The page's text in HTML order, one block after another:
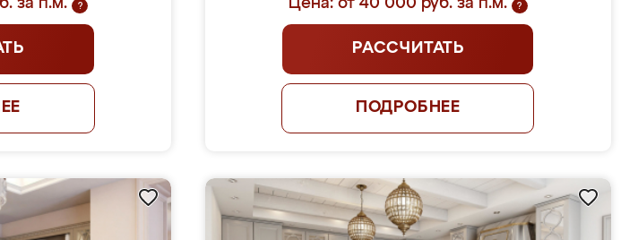
за п.м. ? Цена: от 40 000 руб. за п.м. ?
РАССЧИТАТЬ
ПОДРОБНЕЕ